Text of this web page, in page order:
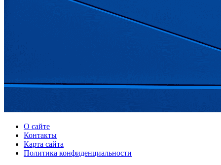
О сайте
Контакты
Карта сайта
Политика конфиденциальности